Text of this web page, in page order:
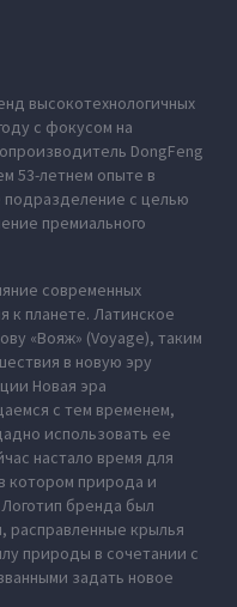
высокотехнологичных
с фокусом на
DongFeng
53-летнем опыте в
с целью
премиального
современных
к планете. Латинское
«Вояж» (Voyage), таким
в новую эру
Новая эра
с тем временем,
использовать ее
настало время для
котором природа и
бренда был
расправленные крылья
природы в сочетании с
задать новое